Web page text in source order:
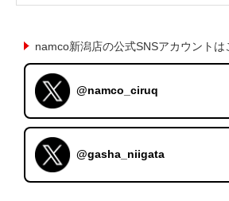
namco新潟店の公式SNSアカウントは
@namco_ciruq
@gasha_niigata